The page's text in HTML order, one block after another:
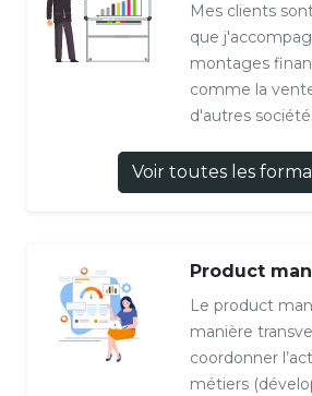
Mes clients
que
montages
comme la
d'autres
Voir toutes les
Product
Le product
manière
coordonner
métiers